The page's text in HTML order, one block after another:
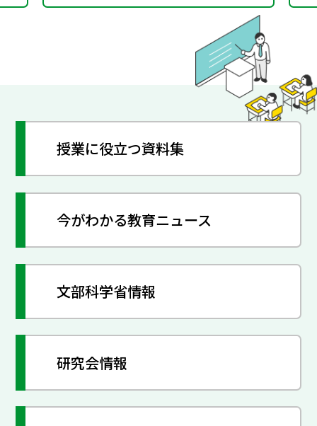
授業に役立つ資料集
今がわかる教育ニュース
文部科学省情報
研究会情報